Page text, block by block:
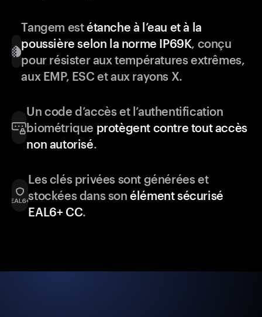
Tangem estétanche à l’eau et à la
poussière selon la norme IP69K, conçu
pour résister aux températures extrêmes,
aux EMP, ESC et aux rayons X.
Un code d’accès et l’authentification
biométrique protègent contre tout accès
non autorisé.
Les clés privées sont générées et
stockées dans sonélément sécurisé
EAL6+ CC.